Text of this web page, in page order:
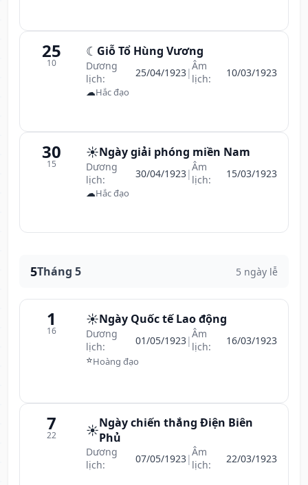
25
10
☾ Giỗ Tổ Hùng Vương
Dương
lịch:
25/04/1923|Âm
lịch:
10/03/1923
☁Hắc đạo
30
15
☀️Ngày giải phóng miền Nam
Dương
lịch:
30/04/1923|Âm
lịch:
15/03/1923
☁Hắc đạo
5Tháng 5 5 ngày lễ
1
16
☀️Ngày Quốc tế Lao động
Dương
lịch:
01/05/1923|Âm
lịch:
16/03/1923
⭐Hoàng đạo
7
22 ☀️Ngày chiến thắng Điện Biên
Phủ
Dương
lịch:
07/05/1923|Âm
lịch:
22/03/1923